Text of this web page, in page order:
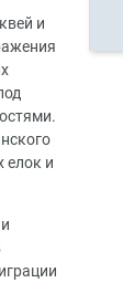
и
елок и